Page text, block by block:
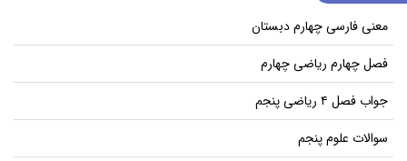
معنی فارسی چهارم دبستان
فصل چهارم ریاضی چهارم
جواب فصل ۴ ریاضی پنجم
سوالات علوم پنجم